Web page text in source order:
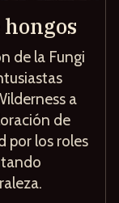
de la Fungi
a
de
por los roles